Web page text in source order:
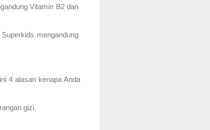
Vitamin B2 dan
mengandung
4 alasan kenapa Anda
gizi.